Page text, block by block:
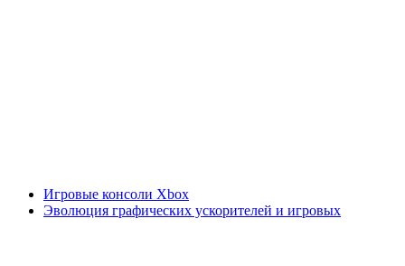
Игровые консоли Xbox
Эволюция графических ускорителей и игровых